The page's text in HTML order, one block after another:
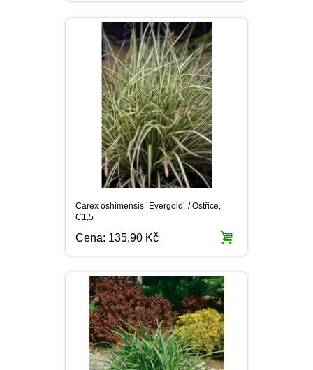
Carex oshimensis ´Evergold´ / Ostřice,
C1,5
Cena: 135,90 Kč